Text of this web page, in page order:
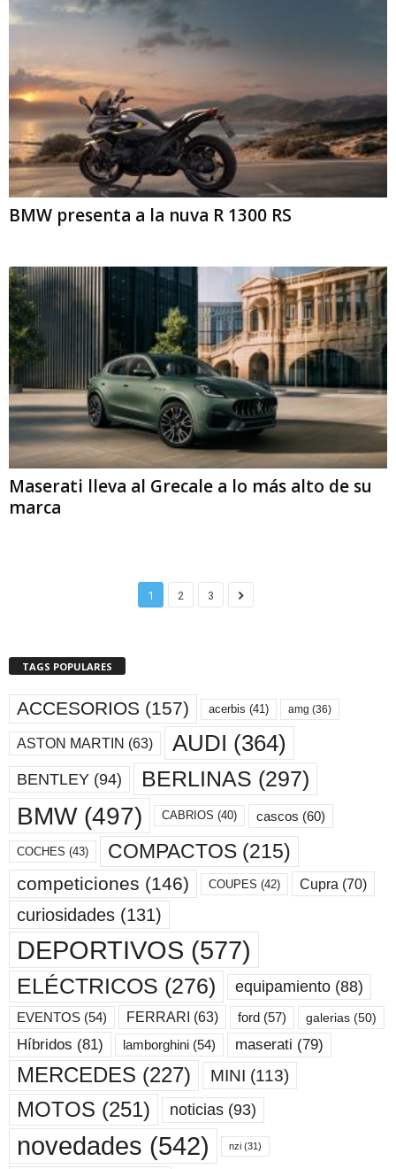
BMW presenta a la nuva R 1300 RS
Maserati lleva al Grecale a lo más alto de su
marca
1 2 3
TAGS POPULARES
ACCESORIOS (157) acerbis (41) amg (36)
ASTON MARTIN (63) AUDI (364)
BENTLEY (94) BERLINAS (297)
BMW(497) CABRIOS (40) cascos (60)
COCHES (43) COMPACTOS (215)
competiciones (146) COUPES (42) Cupra (70)
curiosidades (131)
DEPORTIVOS (577)
ELÉCTRICOS (276) equipamiento (88)
EVENTOS (54) FERRARI (63) ford (57) galerias (50)
Híbridos (81) lamborghini (54) maserati (79)
MERCEDES (227) MINI (113)
MOTOS (251) noticias (93)
novedades (542) nzi (31)